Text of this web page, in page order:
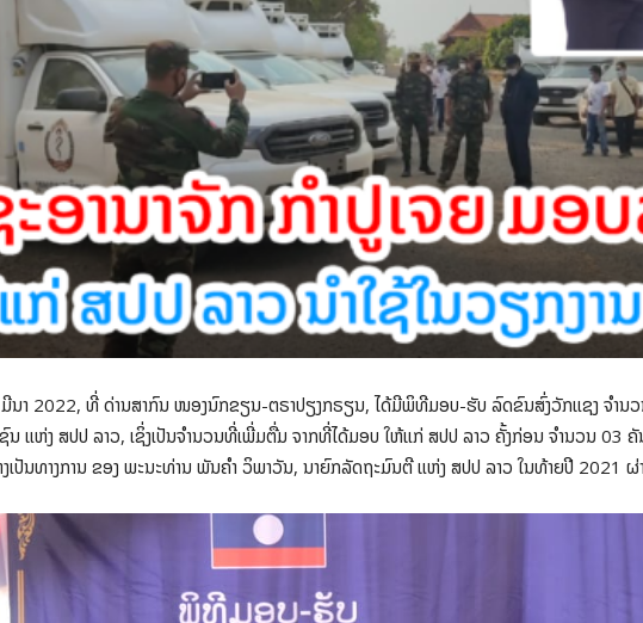
ນາ 2022, ທີ່ ດ່ານສາກົນ ໜອງນົກຂຽນ-ຕຣາປຽງກຣຽນ, ໄດ້ມີພິທີມອບ-ຮັບ ລົດຂົນສົ່ງວັກແຊງ ຈໍານວ
ນ ແຫ່ງ ສປປ ລາວ, ເຊິ່ງເປັນຈໍານວນທີ່ເພີ່ມຕື່ມ ຈາກທີ່ໄດ້ມອບ ໃຫ້ແກ່ ສປປ ລາວ ຄັ້ງກ່ອນ ຈໍານວນ
ງເປັນທາງການ ຂອງ ພະນະທ່ານ ພັນຄໍາ ວິພາວັນ, ນາຍົກລັດຖະມົນຕີ ແຫ່ງ ສປປ ລາວ ໃນທ້າຍປີ 2021 ຜ່